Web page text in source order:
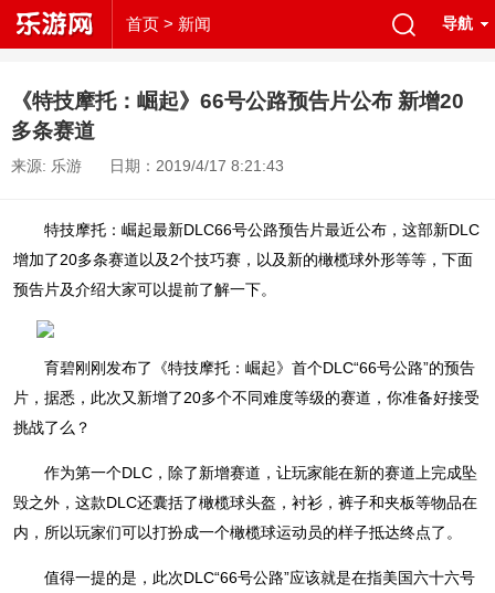
首页 > 新闻 导航
《特技摩托：崛起》66号公路预告片公布 新增20
多条赛道
来源: 乐游 日期：2019/4/17 8:21:43
特技摩托：崛起最新DLC66号公路预告片最近公布，这部新DLC
增加了20多条赛道以及2个技巧赛，以及新的橄榄球外形等等，下面
预告片及介绍大家可以提前了解一下。
育碧刚刚发布了《特技摩托：崛起》首个DLC“66号公路”的预告
片，据悉，此次又新增了20多个不同难度等级的赛道，你准备好接受
挑战了么？
作为第一个DLC，除了新增赛道，让玩家能在新的赛道上完成坠
毁之外，这款DLC还囊括了橄榄球头盔，衬衫，裤子和夹板等物品在
内，所以玩家们可以打扮成一个橄榄球运动员的样子抵达终点了。
值得一提的是，此次DLC“66号公路”应该就是在指美国六十六号